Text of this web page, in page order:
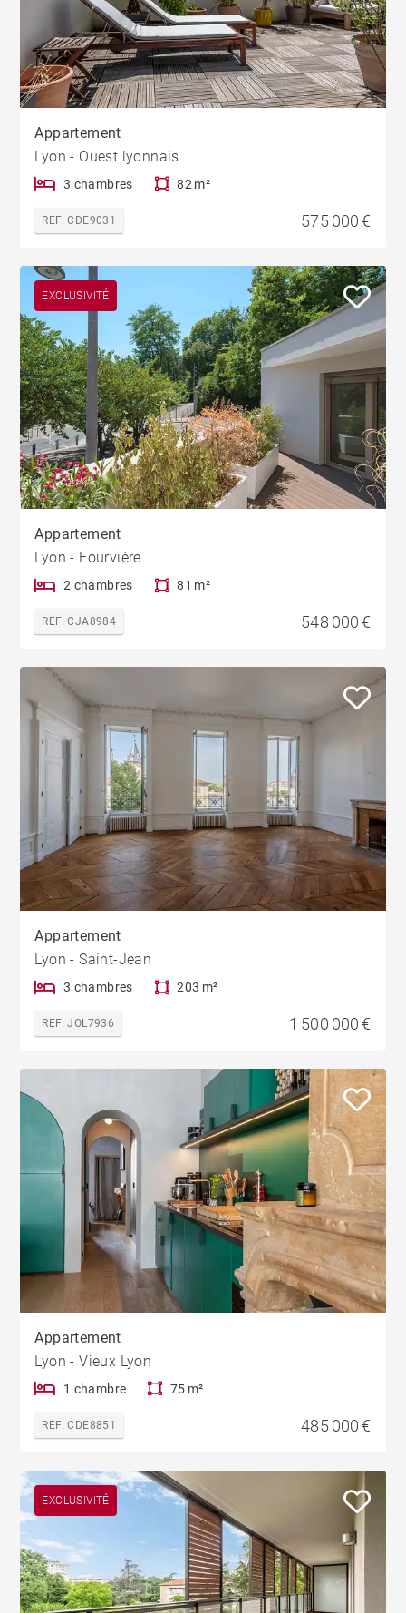
Appartement
Lyon - Ouest lyonnais
3 chambres 82 m²
REF. CDE9031 575 000 €
EXCLUSIVITÉ
Appartement
Lyon - Fourvière
2 chambres 81 m²
REF. CJA8984 548 000 €
Appartement
Lyon - Saint-Jean
3 chambres 203 m²
REF. JOL7936 1 500 000 €
Appartement
Lyon - Vieux Lyon
1 chambre 75 m²
REF. CDE8851 485 000 €
EXCLUSIVITÉ